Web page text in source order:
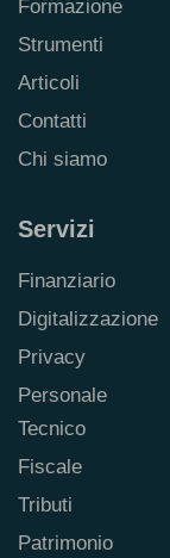
Formazione
Strumenti
Articoli
Contatti
Chi siamo
Servizi
Finanziario
Digitalizzazione
Privacy
Personale
Tecnico
Fiscale
Tributi
Patrimonio